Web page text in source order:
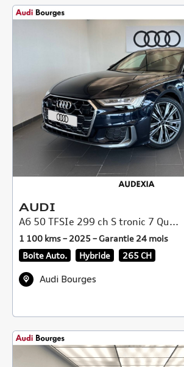
AUDI
A6 50 TFSIe 299 ch S tronic 7 Qu...
1 100 kms – 2025 – Garantie 24 mois
Boite Auto.
Hybride 265 CH
Audi Bourges